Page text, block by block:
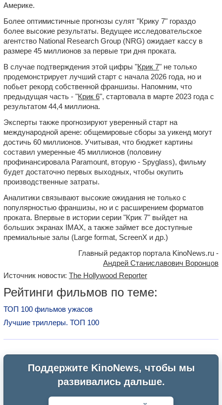
Америке.
Более оптимистичные прогнозы сулят "Крику 7" гораздо
более высокие результаты. Ведущее исследовательское
агентство National Research Group (NRG) ожидает кассу в
размере 45 миллионов за первые три дня проката.
В случае подтверждения этой цифры "Крик 7" не только
продемонстрирует лучший старт с начала 2026 года, но и
побьет рекорд собственной франшизы. Напомним, что
предыдущая часть - "Крик 6", стартовала в марте 2023 года с
результатом 44,4 миллиона.
Эксперты также прогнозируют уверенный старт на
международной арене: общемировые сборы за уикенд могут
достичь 60 миллионов. Учитывая, что бюджет картины
составил умеренные 45 миллионов (половину
профинансировала Paramount, вторую - Spyglass), фильму
будет достаточно первых выходных, чтобы окупить
производственные затраты.
Аналитики связывают высокие ожидания не только с
популярностью франшизы, но и с расширением форматов
проката. Впервые в истории серии "Крик 7" выйдет на
больших экранах IMAX, а также займет все доступные
премиальные залы (Large format, ScreenX и др.)
Главный редактор портала KinoNews.ru -
Андрей Станиславович Воронцов
Источник новости: The Hollywood Reporter
Рейтинги фильмов по теме:
ТОП 100 фильмов ужасов
Лучшие триллеры. ТОП 100
Поддержите KinoNews, чтобы мы
развивались дальше.